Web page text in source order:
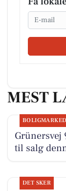
Email
MEST
BOLIGMARKED
Grünersvej
til salg
DET SKER